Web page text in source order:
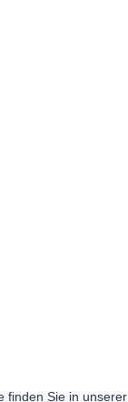
finden Sie in unserer